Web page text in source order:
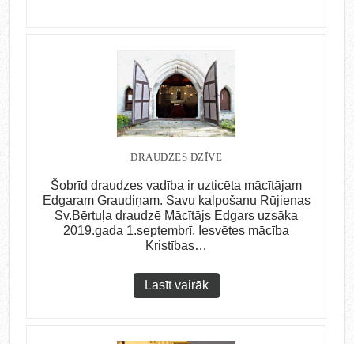
DRAUDZES DZĪVE
Šobrīd draudzes vadība ir uzticēta mācītājam
Edgaram Graudiņam. Savu kalpošanu Rūjienas
Sv.Bērtuļa draudzē Mācītājs Edgars uzsāka
2019.gada 1.septembrī. Iesvētes mācība
Kristības…
Lasīt vairāk